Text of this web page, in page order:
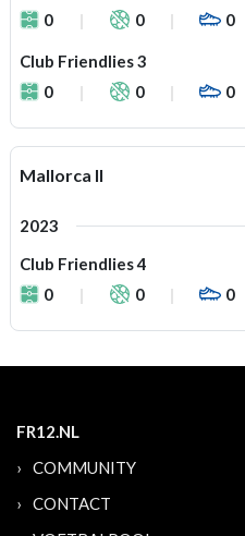
0
0 0
Club Friendlies 3
0
0 0
Mallorca II
2023
Club Friendlies 4
0
0 0
FR12.NL
COMMUNITY
CONTACT